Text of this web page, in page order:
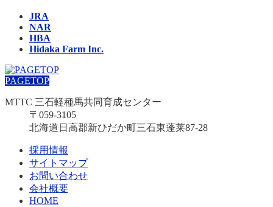
JRA
NAR
HBA
Hidaka Farm Inc.
PAGETOP
MTTC 三石軽種馬共同育成センター
〒059-3105
北海道日高郡新ひだか町三石東蓬莱87-28
採用情報
サイトマップ
お問い合わせ
会社概要
HOME